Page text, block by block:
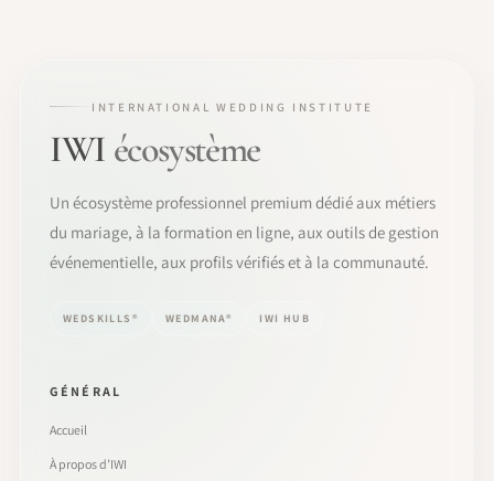
INTERNATIONAL WEDDING INSTITUTE
IWI écosystème
Un écosystème professionnel premium dédié aux métiers
du mariage, à la formation en ligne, aux outils de gestion
événementielle, aux profils vérifiés et à la communauté.
WEDSKILLS® WEDMANA® IWI HUB
GÉNÉRAL
Accueil
À propos d’IWI